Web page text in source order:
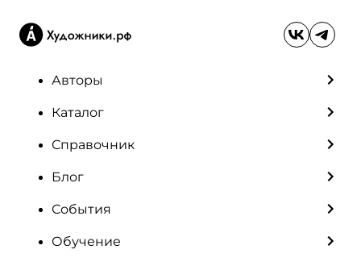
Авторы
Каталог
Справочник
Блог
События
Обучение